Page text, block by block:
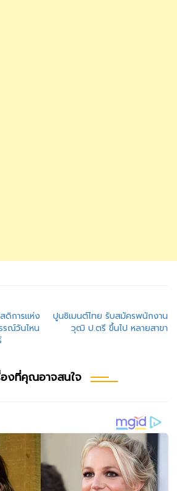
ดิการแห่ง
ณ์วันไหน
ปูนซิเมนต์ไทย รับสมัครพนักงาน
วุฒิ ป.ตรี ขึ้นไป หลายสาขา
องที่คุณอาจสนใจ